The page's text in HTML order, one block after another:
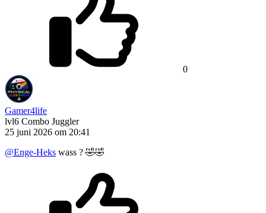
0
Gamer4life
lvl6 Combo Juggler
25 juni 2026 om 20:41
@Enge-Heks wass ? 🤣🤣